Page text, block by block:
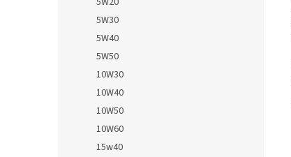
5W30
5W40
5W50
10W30
10W40
10W50
10W60
15w40